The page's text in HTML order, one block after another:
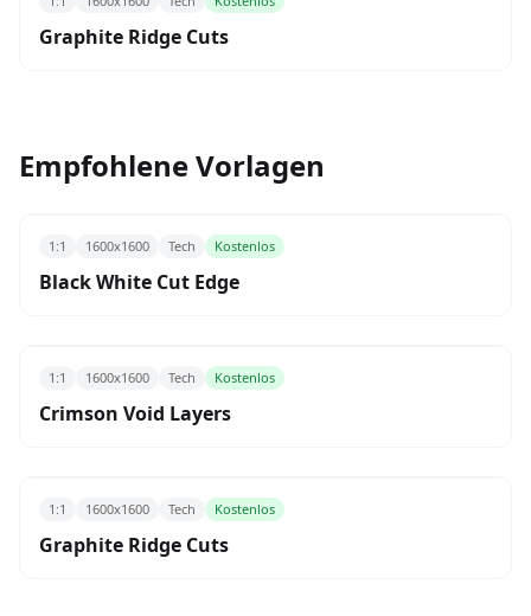
Graphite Ridge Cuts
Empfohlene Vorlagen
1:1 1600x1600 Tech Kostenlos
Black White Cut Edge
1:1 1600x1600 Tech Kostenlos
Crimson Void Layers
1:1 1600x1600 Tech Kostenlos
Graphite Ridge Cuts